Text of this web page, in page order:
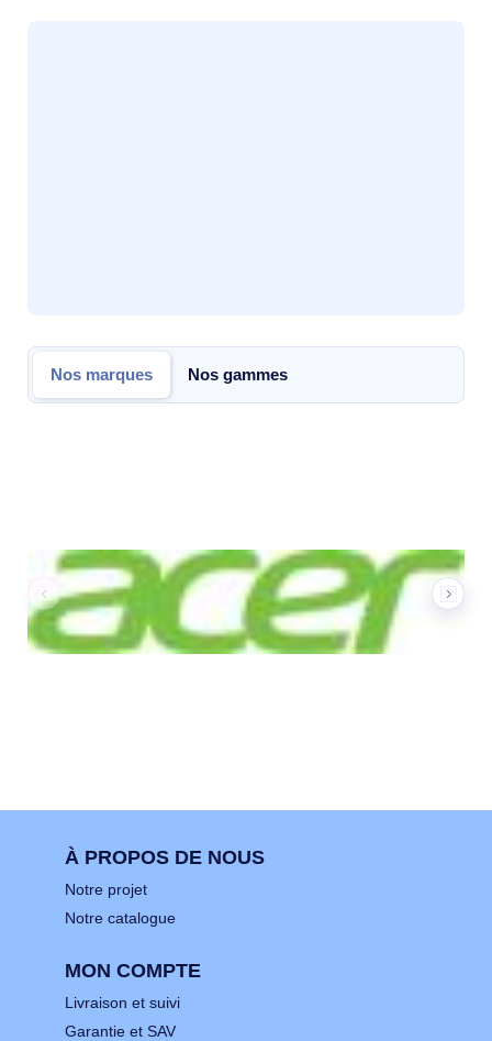
Nos marques Nos gammes
À PROPOS DE NOUS
Notre projet
Notre catalogue
MON COMPTE
Livraison et suivi
Garantie et SAV